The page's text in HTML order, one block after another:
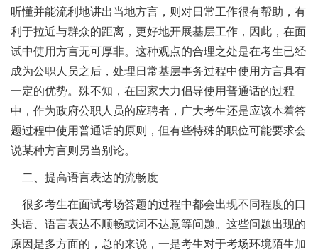
听懂并能流利地讲出当地方言，则对日常工作很有帮助，有
利于拉近与群众的距离，更好地开展基层工作，因此，在面
试中使用方言无可厚非。这种观点的合理之处是在考生已经
成为公职人员之后，处理日常基层事务过程中使用方言具有
一定的优势。殊不知，在国家大力倡导使用普通话的过程
中，作为政府公职人员的应聘者，广大考生还是应该本着答
题过程中使用普通话的原则，但有些特殊的职位可能要求会
说某种方言则另当别论。
二、提高语言表达的流畅度
很多考生在面试考场答题的过程中都会出现不同程度的口
头语、语言表达不顺畅或词不达意等问题。这些问题出现的
原因是多方面的，总的来说，一是考生对于考场环境陌生加